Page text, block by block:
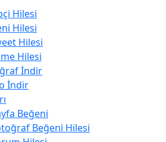
Hilesi
Hilesi
Hilesi
Hilesi
İndir
İndir
Beğeni
Beğeni Hilesi